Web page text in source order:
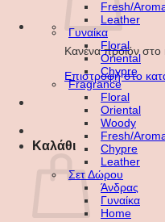
Κανένα προϊόν στο
Επιστροφή στο
Καλάθι
Fresh/
Leather
Γυναίκα
Floral
Oriental
Chypre
Fragrance
Floral
Oriental
Woody
Fresh/
Chypre
Leather
Σετ Δώρου
Άνδρας
Γυναίκα
Home